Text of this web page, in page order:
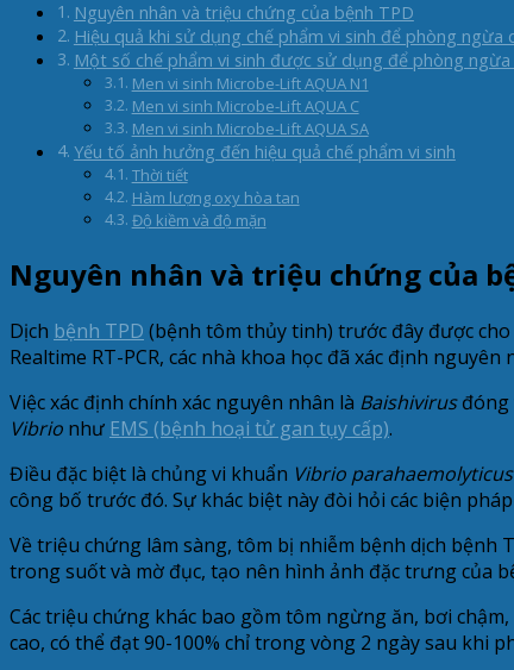
Nguyên nhân và triệu chứng của bệnh TPD
Hiệu quả khi sử dụng chế phẩm vi sinh để phòng ngừa
Một số chế phẩm vi sinh được sử dụng để phòng
Men vi sinh Microbe-Lift AQUA N1
Men vi sinh Microbe-Lift AQUA C
Men vi sinh Microbe-Lift AQUA SA
Yếu tố ảnh hưởng đến hiệu quả chế phẩm vi sinh
Thời tiết
Hàm lượng oxy hòa tan
Độ kiềm và độ mặn
Nguyên nhân và triệu chứng của
Dịch bệnh TPD (bệnh tôm thủy tinh) trước đây được
Realtime RT-PCR, các nhà khoa học đã xác định
Việc xác định chính xác nguyên nhân là Baishivirusđóng
Vibrio như EMS (bệnh hoại tử gan tụy cấp).
Điều đặc biệt là chủng vi khuẩn Vibrio parahaemolyticus
công bố trước đó. Sự khác biệt này đòi hỏi các biện
Về triệu chứng lâm sàng, tôm bị nhiễm bệnh dịch
trong suốt và mờ đục, tạo nên hình ảnh đặc trưng của
Các triệu chứng khác bao gồm tôm ngừng ăn, bơi
cao, có thể đạt 90-100% chỉ trong vòng 2 ngày sau khi